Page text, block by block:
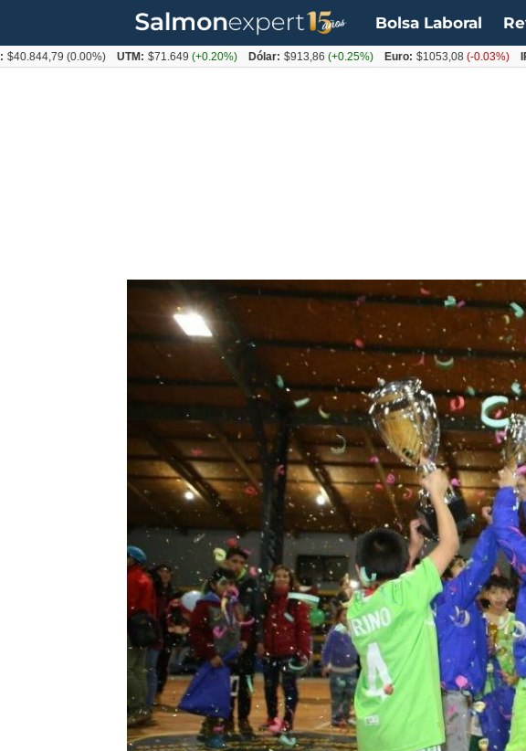
Bolsa Laboral
(0.00%) UTM: $71.649(+0.20%) Dólar: $913,86(+0.25%) Euro: $1053,08(-0.03%) IPC: -